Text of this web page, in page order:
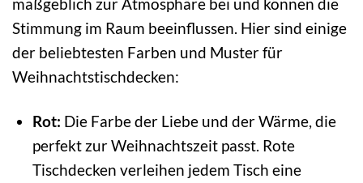
Stimmung im Raum beeinflussen. Hier sind einige
der beliebtesten Farben und Muster für
Weihnachtstischdecken:
Rot: Die Farbe der Liebe und der Wärme, die
perfekt zur Weihnachtszeit passt. Rote
Tischdecken verleihen jedem Tisch eine